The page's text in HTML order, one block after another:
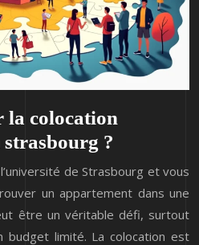
la colocation
?
de Strasbourg et vous
un appartement dans une
être un véritable défi, surtout
budget limité. La colocation est